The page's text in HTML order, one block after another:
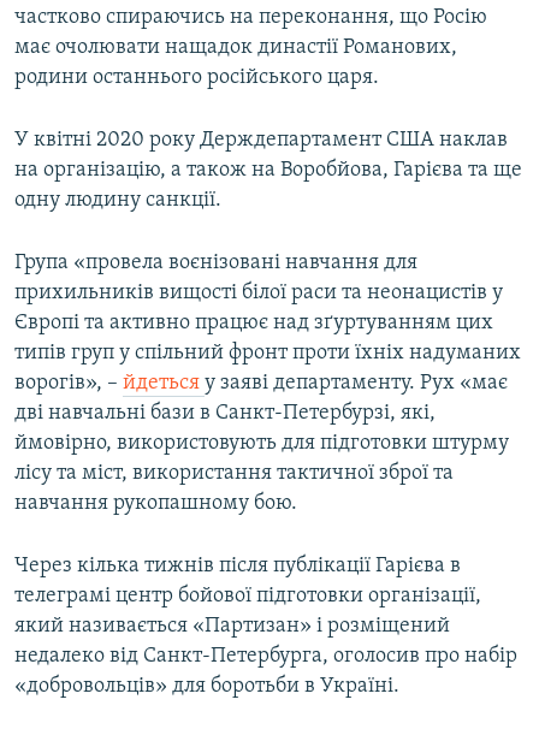
частково спираючись на переконання, що Росію
має очолювати нащадок династії Романових,
родини останнього російського царя.
У квітні 2020 року Держдепартамент США наклав
на організацію, а також на Воробйова, Гарієва та ще
одну людину санкції.
Група «провела воєнізовані навчання для
прихильників вищості білої раси та неонацистів у
Європі та активно працює над зґуртуванням цих
типів груп у спільний фронт проти їхніх надуманих
ворогів», – йдеться у заяві департаменту. Рух «має
дві навчальні бази в Санкт-Петербурзі, які,
ймовірно, використовують для підготовки штурму
лісу та міст, використання тактичної зброї та
навчання рукопашному бою.
Через кілька тижнів після публікації Гарієва в
телеграмі центр бойової підготовки організації,
який називається «Партизан» і розміщений
недалеко від Санкт-Петербурга, оголосив про набір
«добровольців» для боротьби в Україні.